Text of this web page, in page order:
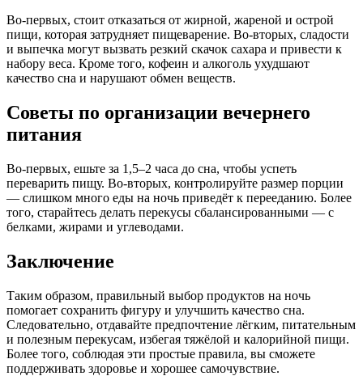
Во-первых, стоит отказаться от жирной, жареной и острой
пищи, которая затрудняет пищеварение. Во-вторых, сладости
и выпечка могут вызвать резкий скачок сахара и привести к
набору веса. Кроме того, кофеин и алкоголь ухудшают
качество сна и нарушают обмен веществ.
Советы по организации вечернего
питания
Во-первых, ешьте за 1,5–2 часа до сна, чтобы успеть
переварить пищу. Во-вторых, контролируйте размер порции
— слишком много еды на ночь приведёт к перееданию. Более
того, старайтесь делать перекусы сбалансированными — с
белками, жирами и углеводами.
Заключение
Таким образом, правильный выбор продуктов на ночь
помогает сохранить фигуру и улучшить качество сна.
Следовательно, отдавайте предпочтение лёгким, питательным
и полезным перекусам, избегая тяжёлой и калорийной пищи.
Более того, соблюдая эти простые правила, вы сможете
поддерживать здоровье и хорошее самочувствие.